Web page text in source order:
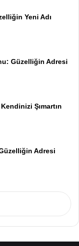
Yeni Adı
Güzelliğin Adresi
Şımartın
Adresi